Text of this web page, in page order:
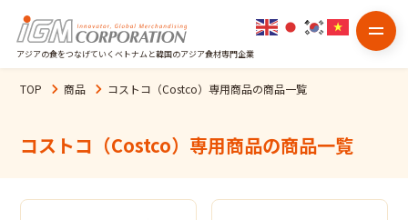
アジアの食をつなげていくベトナムと韓国のアジア食材専門企業
TOP 商品 コストコ（Costco）専用商品の商品一覧
コストコ（Costco）専用商品の商品一覧